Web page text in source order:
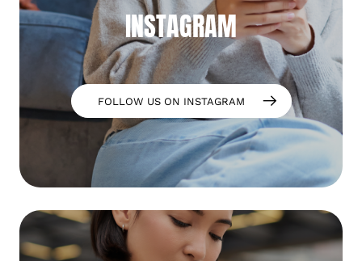
INSTAGRAM
FOLLOW US ON INSTAGRAM